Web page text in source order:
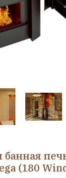
банная
(180